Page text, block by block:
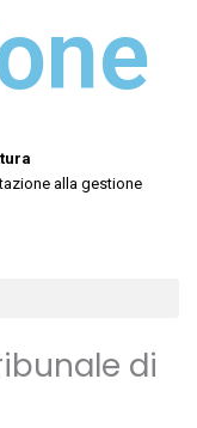
alla gestione
di